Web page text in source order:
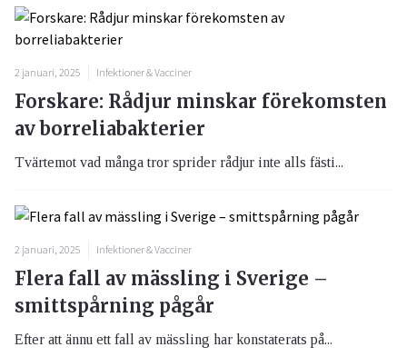
2 januari, 2025 Infektioner & Vacciner
Forskare: Rådjur minskar förekomsten
av borreliabakterier
Tvärtemot vad många tror sprider rådjur inte alls fästi...
2 januari, 2025 Infektioner & Vacciner
Flera fall av mässling i Sverige –
smittspårning pågår
Efter att ännu ett fall av mässling har konstaterats på...